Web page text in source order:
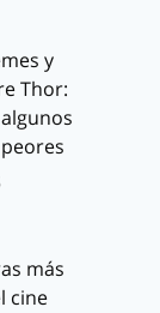
y
Thor:
más
cine